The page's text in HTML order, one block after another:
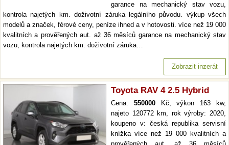
garance na mechanický stav vozu,
kontrola najetých km. doživotní záruka legálního původu. výkup všech
modelů a značek, férové ceny, peníze ihned a v hotovosti. více než 19 000
kvalitních a prověřených aut. až 36 měsíců garance na mechanický stav
vozu, kontrola najetých km. doživotní záruka…
Zobrazit inzerát
Toyota RAV 4 2.5 Hybrid
Cena: 550000Kč, výkon 163 kw,
najeto 120772 km, rok výroby: 2020,
koupeno v: česká republika servisní
knížka více než 19 000 kvalitních a